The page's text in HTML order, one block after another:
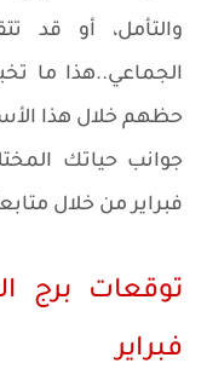
والتأمل، أو قد
الجماعي..هذا ما
حظهم خلال هذا
جوانب حياتك
فبراير من خلال
توقعات برج
فبراير